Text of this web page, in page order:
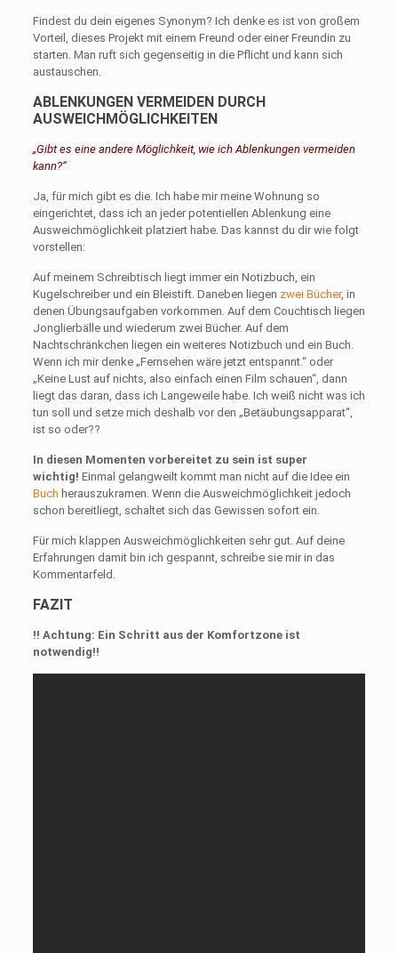
Findest du dein eigenes Synonym? Ich denke es ist von großem
Vorteil, dieses Projekt mit einem Freund oder einer Freundin zu
starten. Man ruft sich gegenseitig in die Pflicht und kann sich
austauschen.
ABLENKUNGEN VERMEIDEN DURCH
AUSWEICHMÖGLICHKEITEN
„Gibt es eine andere Möglichkeit, wie ich Ablenkungen vermeiden
kann?“
Ja, für mich gibt es die. Ich habe mir meine Wohnung so
eingerichtet, dass ich an jeder potentiellen Ablenkung eine
Ausweichmöglichkeit platziert habe. Das kannst du dir wie folgt
vorstellen:
Auf meinem Schreibtisch liegt immer ein Notizbuch, ein
Kugelschreiber und ein Bleistift. Daneben liegen zwei Bücher, in
denen Übungsaufgaben vorkommen. Auf dem Couchtisch liegen
Jonglierbälle und wiederum zwei Bücher. Auf dem
Nachtschränkchen liegen ein weiteres Notizbuch und ein Buch.
Wenn ich mir denke „Fernsehen wäre jetzt entspannt.“ oder
„Keine Lust auf nichts, also einfach einen Film schauen“, dann
liegt das daran, dass ich Langeweile habe. Ich weiß nicht was ich
tun soll und setze mich deshalb vor den „Betäubungsapparat“,
ist so oder??
In diesen Momenten vorbereitet zu sein ist super
wichtig! Einmal gelangweilt kommt man nicht auf die Idee ein
Buch herauszukramen. Wenn die Ausweichmöglichkeit jedoch
schon bereitliegt, schaltet sich das Gewissen sofort ein.
Für mich klappen Ausweichmöglichkeiten sehr gut. Auf deine
Erfahrungen damit bin ich gespannt, schreibe sie mir in das
Kommentarfeld.
FAZIT
!! Achtung: Ein Schritt aus der Komfortzone ist
notwendig!!